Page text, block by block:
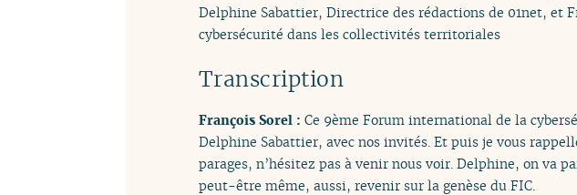
Delphine Sabattier, Directrice des rédactions de 01net, et
cybersécurité dans les collectivités territoriales
Transcription
François Sorel : Ce 9ème Forum international de la
Delphine Sabattier, avec nos invités. Et puis je vous
parages, n’hésitez pas à venir nous voir. Delphine, on
peut-être même, aussi, revenir sur la genèse du FIC.